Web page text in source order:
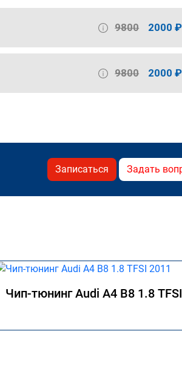
9800 2000 ₽
9800 2000 ₽
Записаться Задать
Чип-тюнинг Audi A4 B8 1.8